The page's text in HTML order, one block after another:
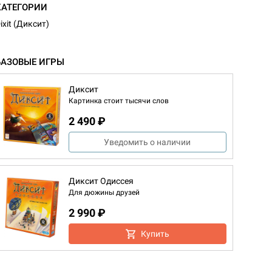
(Диксит)
ИГРЫ
Диксит
Картинка стоит тысячи слов
2 490 ₽
Уведомить о наличии
Диксит Одиссея
Для дюжины друзей
2 990 ₽
Купить